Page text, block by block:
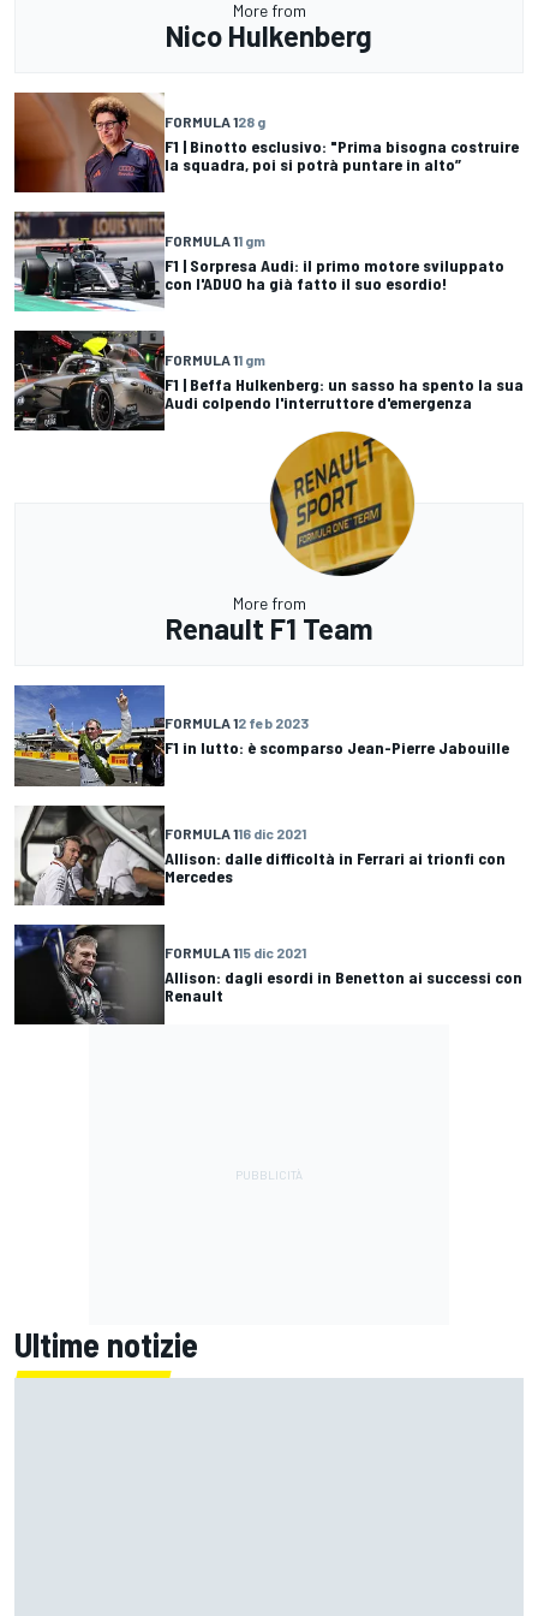
More from
Nico Hulkenberg
FORMULA 128 g
F1 | Binotto esclusivo: "Prima bisogna costruire
la squadra, poi si potrà puntare in alto”
FORMULA 11 gm
F1 | Sorpresa Audi: il primo motore sviluppato
con l'ADUO ha già fatto il suo esordio!
FORMULA 11 gm
F1 | Beffa Hulkenberg: un sasso ha spento la sua
Audi colpendo l'interruttore d'emergenza
More from
Renault F1 Team
FORMULA 12 feb 2023
F1 in lutto: è scomparso Jean-Pierre Jabouille
FORMULA 116 dic 2021
Allison: dalle difficoltà in Ferrari ai trionfi con
Mercedes
FORMULA 115 dic 2021
Allison: dagli esordi in Benetton ai successi con
Renault
Ultime notizie